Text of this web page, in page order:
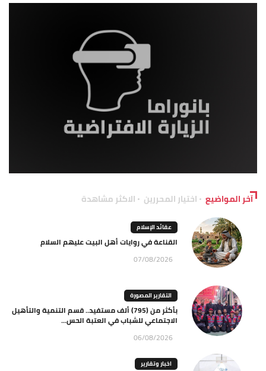
آخر المواضيع اختيار المحررين الاكثر مشاهدة
عقائد الإسلام
القناعة في روايات أهل البيت عليهم السلام
07/08/2026
التقارير المصورة
بأكثر من (795) ألف مستفيد.. قسم التنمية والتأهيل
الاجتماعي للشباب في العتبة الحس...
06/08/2026
اخبار وتقارير